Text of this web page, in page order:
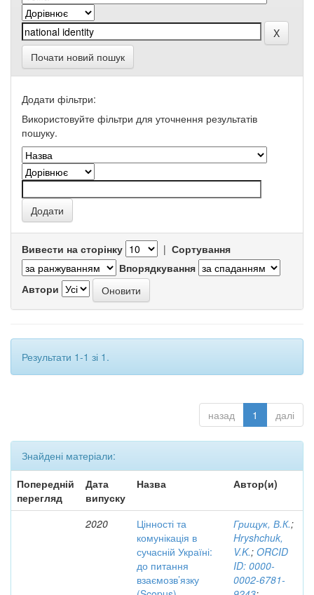
Почати новий пошук
Додати фільтри:
Використовуйте фільтри для уточнення результатів
пошуку.
Вивести на сторінку | Сортування
Впорядкування
Автори
Результати 1-1 зі 1.
назад 1 далі
Знайдені матеріали:
Попередній
перегляд
Дата
випуску
Назва Автор(и)
2020
Цінності та
комунікація в
сучасній Україні:
до питання
взаємозв’язку
Грищук, В.К.;
Hryshchuk,
V.K.; ORCID
ID: 0000-
0002-6781-